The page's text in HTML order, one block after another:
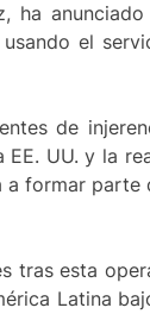
ha
el
de
UU. y la
formar parte
tras esta
Latina